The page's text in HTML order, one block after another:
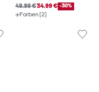
49.99 €34.99 € -30%
Farben (2)